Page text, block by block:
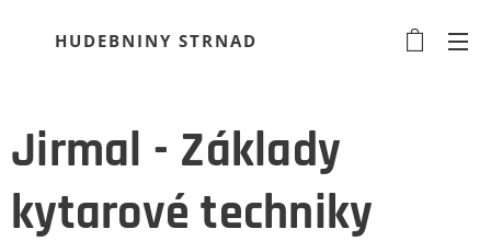
HUDEBNINY STRNAD
Jirmal - Základy
kytarové techniky